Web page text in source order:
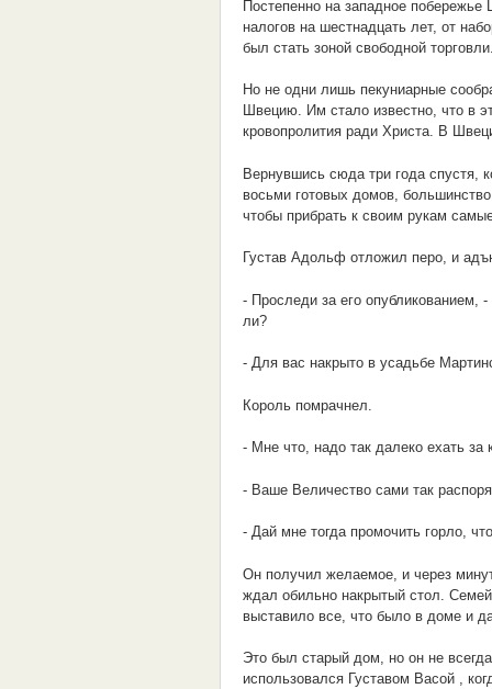
Постепенно на западное
налогов на шестнадцать лет, от
был стать зоной свободной
Но не одни лишь пекуниарные
Швецию. Им стало известно, что в
кровопролития ради Христа. В
Вернувшись сюда три года спустя,
восьми готовых домов,
чтобы прибрать к своим рукам
Густав Адольф отложил перо, и
- Проследи за его опубликованием, -
ли?
- Для вас накрыто в усадьбе
Король помрачнел.
- Мне что, надо так далеко ехать за
- Ваше Величество сами так
- Дай мне тогда промочить горло,
Он получил желаемое, и через
ждал обильно накрытый стол.
выставило все, что было в доме и
Это был старый дом, но он не
использовался Густавом Васой ,